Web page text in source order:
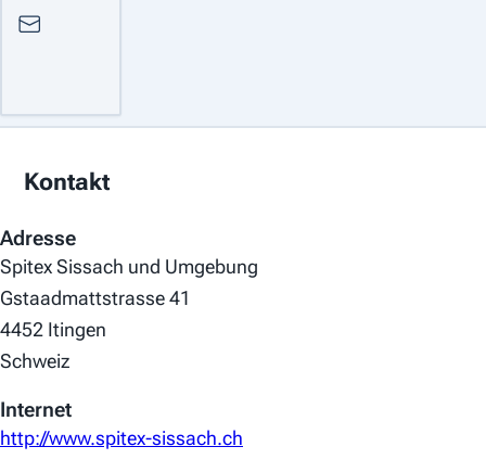
Kontakt
Adresse
Spitex Sissach und Umgebung
Gstaadmattstrasse 41
4452 Itingen
Schweiz
Internet
http://www.spitex-sissach.ch